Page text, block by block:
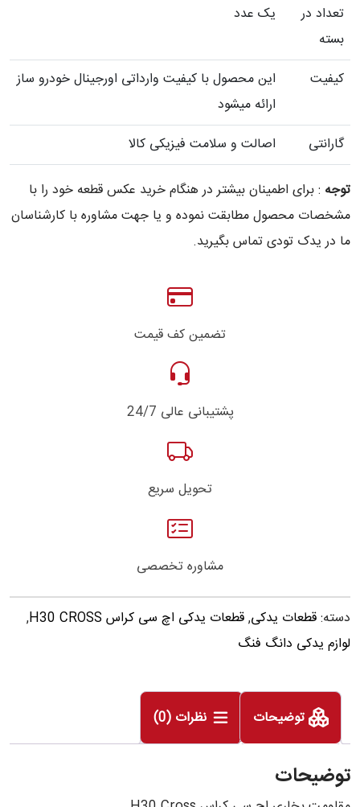
تعداد در
بسته
یک عدد
کیفیت
این محصول با کیفیت وارداتی اورجینال خودرو ساز
ارائه میشود
گارانتی
اصالت و سلامت فیزیکی کالا
توجه : برای اطمینان بیشتر در هنگام خرید عکس قطعه خود را با
مشخصات محصول مطابقت نموده و یا جهت مشاوره با کارشناسان
ما در یدک تودی تماس بگیرید.
تضمین کف قیمت
پشتیبانی عالی 24/7
تحویل سریع
مشاوره تخصصی
دسته:قطعات یدکی,قطعات یدکی اچ سی کراس H30 CROSS
,
لوازم یدکی دانگ فنگ
توضیحات نظرات (0)
توضیحات